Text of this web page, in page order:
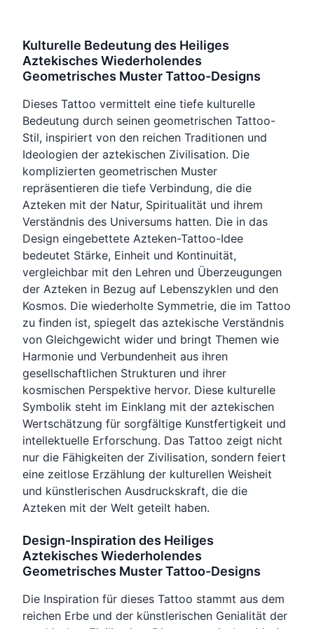
Kulturelle Bedeutung des Heiliges
Aztekisches Wiederholendes
Geometrisches Muster Tattoo-Designs
Dieses Tattoo vermittelt eine tiefe kulturelle
Bedeutung durch seinen geometrischen Tattoo-
Stil, inspiriert von den reichen Traditionen und
Ideologien der aztekischen Zivilisation. Die
komplizierten geometrischen Muster
repräsentieren die tiefe Verbindung, die die
Azteken mit der Natur, Spiritualität und ihrem
Verständnis des Universums hatten. Die in das
Design eingebettete Azteken-Tattoo-Idee
bedeutet Stärke, Einheit und Kontinuität,
vergleichbar mit den Lehren und Überzeugungen
der Azteken in Bezug auf Lebenszyklen und den
Kosmos. Die wiederholte Symmetrie, die im Tattoo
zu finden ist, spiegelt das aztekische Verständnis
von Gleichgewicht wider und bringt Themen wie
Harmonie und Verbundenheit aus ihren
gesellschaftlichen Strukturen und ihrer
kosmischen Perspektive hervor. Diese kulturelle
Symbolik steht im Einklang mit der aztekischen
Wertschätzung für sorgfältige Kunstfertigkeit und
intellektuelle Erforschung. Das Tattoo zeigt nicht
nur die Fähigkeiten der Zivilisation, sondern feiert
eine zeitlose Erzählung der kulturellen Weisheit
und künstlerischen Ausdruckskraft, die die
Azteken mit der Welt geteilt haben.
Design-Inspiration des Heiliges
Aztekisches Wiederholendes
Geometrisches Muster Tattoo-Designs
Die Inspiration für dieses Tattoo stammt aus dem
reichen Erbe und der künstlerischen Genialität der